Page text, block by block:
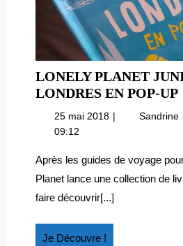
LONELY PLANET
LONDRES EN POP-UP
25 mai 2018 25
Sandrine
:
09:12
Après les guides de voyage
Planet lance une collection de
faire découvrir[...]
Je Découvre !